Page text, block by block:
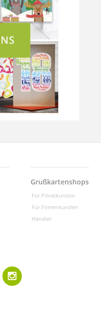
Grußkartenshops
Für Privatkunden
Für Firmenkunden
Händler